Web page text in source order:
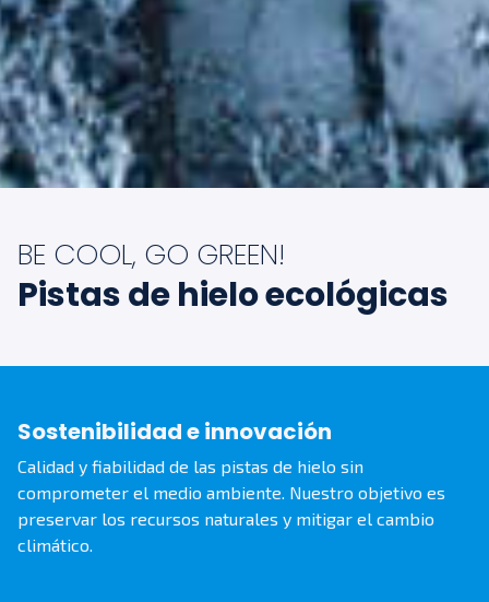
BE COOL, GO GREEN!
Pistas de hielo ecológicas
Sostenibilidad e innovación
Calidad y fiabilidad de las pistas de hielo sin
comprometer el medio ambiente. Nuestro objetivo es
preservar los recursos naturales y mitigar el cambio
climático.